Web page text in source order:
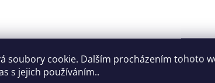
soubory cookie. Dalším procházením tohoto
s jejich používáním..